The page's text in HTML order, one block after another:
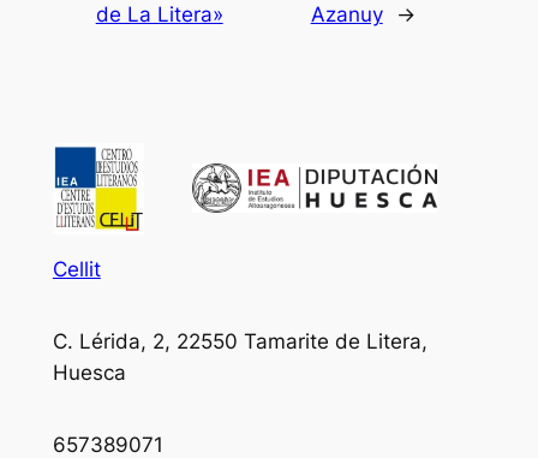
de La Litera»
Azanuy
→
Cellit
C. Lérida, 2, 22550 Tamarite de Litera,
Huesca
657389071